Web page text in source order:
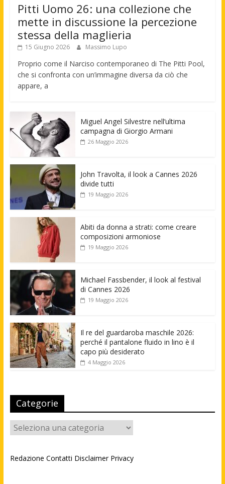
Pitti Uomo 26: una collezione che
mette in discussione la percezione
stessa della maglieria
15 Giugno 2026 Massimo Lupo
Proprio come il Narciso contemporaneo di The Pitti Pool,
che si confronta con un’immagine diversa da ciò che
appare, a
Miguel Angel Silvestre nell’ultima
campagna di Giorgio Armani
26 Maggio 2026
John Travolta, il look a Cannes 2026
divide tutti
19 Maggio 2026
Abiti da donna a strati: come creare
composizioni armoniose
19 Maggio 2026
Michael Fassbender, il look al festival
di Cannes 2026
19 Maggio 2026
Il re del guardaroba maschile 2026:
perché il pantalone fluido in lino è il
capo più desiderato
4 Maggio 2026
Categorie
Categorie
Redazione Contatti Disclaimer Privacy